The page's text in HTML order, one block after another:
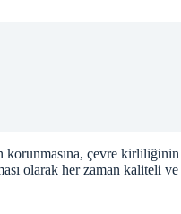
çevre kirliliğinin
olarak her zaman kaliteli ve